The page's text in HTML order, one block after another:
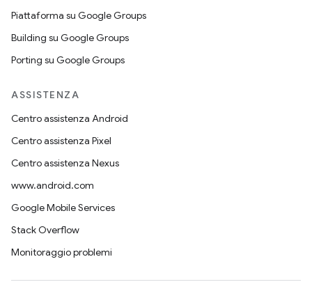
Piattaforma su Google Groups
Building su Google Groups
Porting su Google Groups
ASSISTENZA
Centro assistenza Android
Centro assistenza Pixel
Centro assistenza Nexus
www.android.com
Google Mobile Services
Stack Overflow
Monitoraggio problemi